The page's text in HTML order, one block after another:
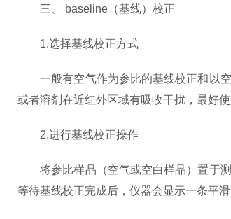
三、 baseline（基线）校正
1.选择基线校正方式
一般有空气作为参比的基线校正和以空
或者溶剂在近红外区域有吸收干扰，最好
2.进行基线校正操作
将参比样品（空气或空白样品）置于测
等待基线校正完成后，仪器会显示一条平